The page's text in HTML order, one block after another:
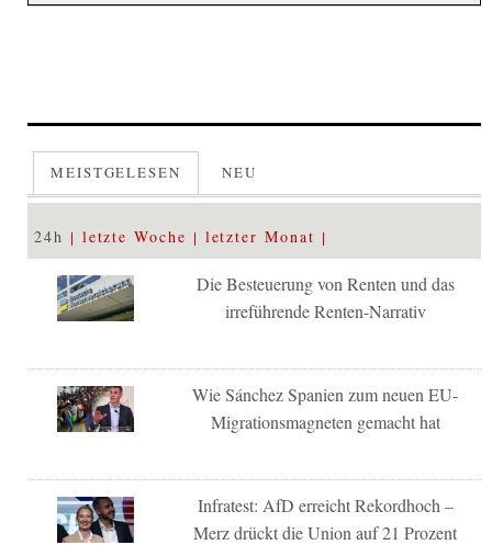
MEISTGELESEN NEU
24h letzte Woche letzter Monat
Die Besteuerung von Renten und das
irreführende Renten-Narrativ
Wie Sánchez Spanien zum neuen EU-
Migrationsmagneten gemacht hat
Infratest: AfD erreicht Rekordhoch –
Merz drückt die Union auf 21 Prozent